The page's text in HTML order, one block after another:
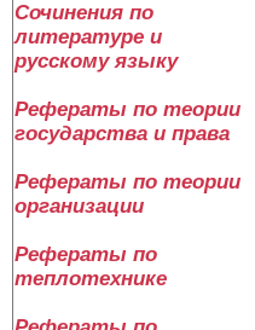
Сочинения по
литературе и
русскому языку
Рефераты по теории
государства и права
Рефераты по теории
организации
Рефераты по
теплотехнике